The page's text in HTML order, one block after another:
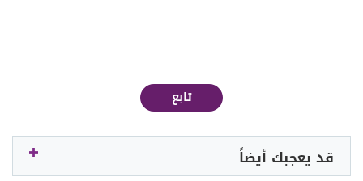
تابع
قد يعجبك أيضاً